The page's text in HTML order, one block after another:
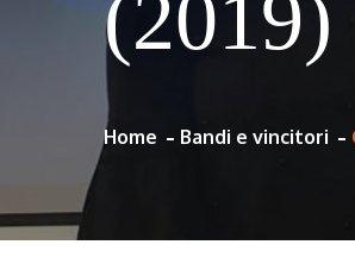
(2019)
Home Bandi e vincitori